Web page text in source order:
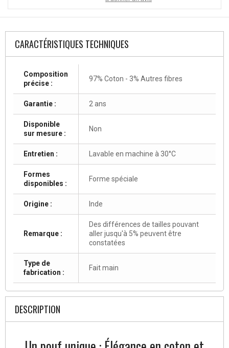
CARACTÉRISTIQUES TECHNIQUES
Composition
précise :
97% Coton - 3% Autres fibres
Garantie : 2 ans
Disponible
sur mesure :
Non
Entretien : Lavable en machine à 30°C
Formes
disponibles :
Forme spéciale
Origine : Inde
Remarque :
Des différences de tailles pouvant
aller jusqu'à 5% peuvent être
constatées
Type de
fabrication :
Fait main
DESCRIPTION